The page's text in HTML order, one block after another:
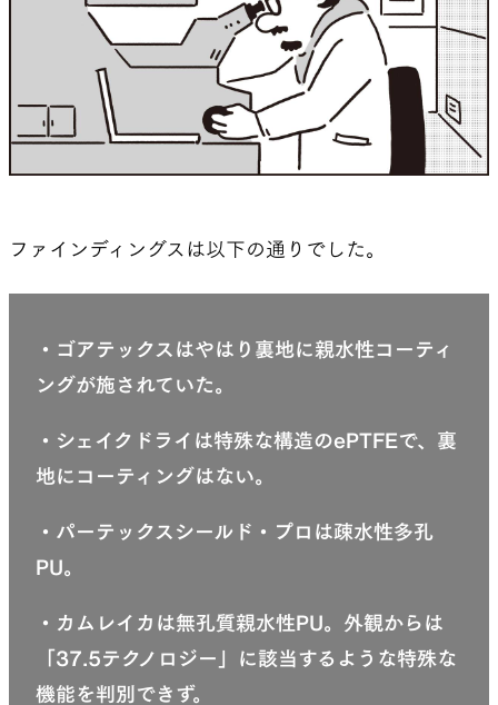
ファインディングスは以下の通りでした。
・ゴアテックスはやはり裏地に親水性コーティ
ングが施されていた。
・シェイクドライは特殊な構造のePTFEで、裏
地にコーティングはない。
・パーテックスシールド・プロは疎水性多孔
PU。
・カムレイカは無孔質親水性PU。外観からは
「37.5テクノロジー」に該当するような特殊な
機能を判別できず。